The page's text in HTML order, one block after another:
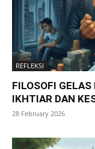
REFLEKSI
FILOSOFI
IKHTIAR DAN
28 February 2026